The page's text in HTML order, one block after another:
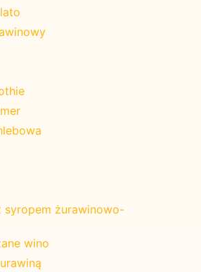
syropem żurawinowo-
wino